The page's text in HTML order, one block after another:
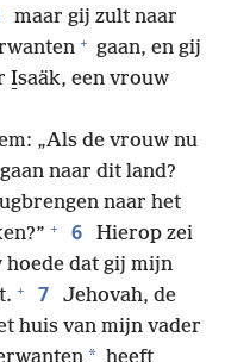
maar gij zult naar
+ gaan, en gij
I̱saäk, een vrouw
„Als de vrouw nu
naar dit land?
naar het
+ 6
Hierop zei
hoede dat gij mijn
+ 7
Jehovah, de
huis van mijn vader